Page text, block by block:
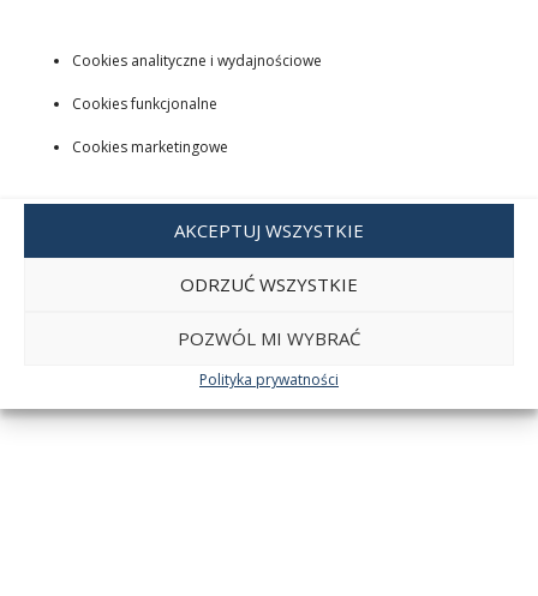
Cookies analityczne i wydajnościowe
Cookies funkcjonalne
Cookies marketingowe
AKCEPTUJ WSZYSTKIE
ODRZUĆ WSZYSTKIE
POZWÓL MI WYBRAĆ
Polityka prywatności